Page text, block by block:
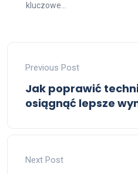
kluczowe...
Previous Post
Jak poprawić
osiągnąć lepsze
Next Post